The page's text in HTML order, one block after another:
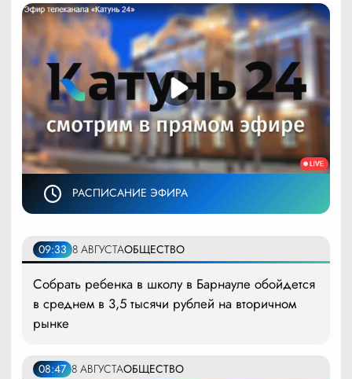
РАСПИСАНИЕ ЭФИРА
09:33 8 АВГУСТАОБЩЕСТВО
Собрать ребенка в школу в Барнауле обойдется
в среднем в 3,5 тысячи рублей на вторичном
рынке
08:47 8 АВГУСТАОБЩЕСТВО